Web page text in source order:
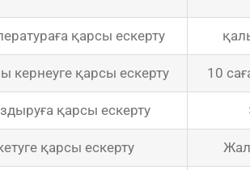
қарсы ескерту
кернеуге қарсы ескерту 10
қарсы ескерту
қарсы ескерту